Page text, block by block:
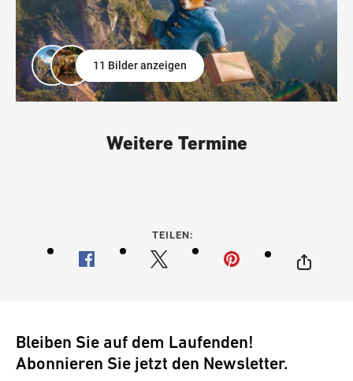
11 Bilder anzeigen
Weitere Termine
TEILEN:
Bleiben Sie auf dem Laufenden!
Abonnieren Sie jetzt den Newsletter.